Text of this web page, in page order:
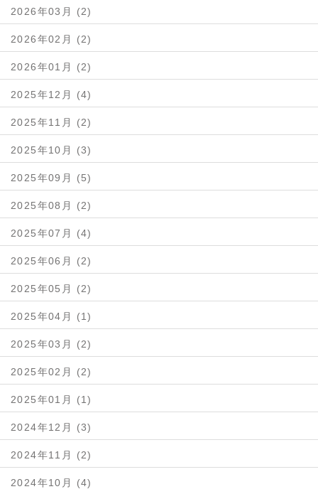
2026年03月 (2)
2026年02月 (2)
2026年01月 (2)
2025年12月 (4)
2025年11月 (2)
2025年10月 (3)
2025年09月 (5)
2025年08月 (2)
2025年07月 (4)
2025年06月 (2)
2025年05月 (2)
2025年04月 (1)
2025年03月 (2)
2025年02月 (2)
2025年01月 (1)
2024年12月 (3)
2024年11月 (2)
2024年10月 (4)